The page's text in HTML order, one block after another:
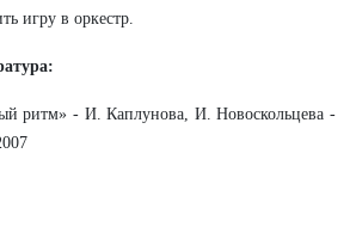
игру в оркестр.
ритм» - И. Каплунова, И. Новоскольцева -